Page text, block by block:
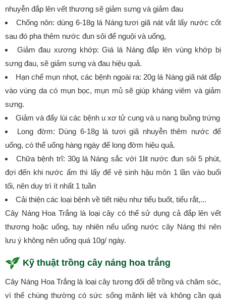
nhuyễn đắp lên vết thương sẽ giảm sưng và giảm đau
Chống nôn: dùng 6-18g lá Náng tươi giã nát vắt lấy nước cốt
sau đó pha thêm nước đun sôi để nguội và uống,
Giảm đau xương khớp: Giá lá Náng đắp lên vùng khớp bị
sưng đau, sẽ giảm sưng và đau hiệu quả.
Hạn chế mụn nhọt, các bệnh ngoài ra: 20g lá Náng giã nát đắp
vào vùng da có mụn bọc, mụn mủ sẽ giúp kháng viêm và giảm
sưng.
Giảm và đẩy lùi các bệnh u xơ tử cung và u nang buồng trứng
Long đờm: Dùng 6-18g lá tươi giã nhuyễn thêm nước để
uống, có thể uống hàng ngày để long đờm hiệu quả.
Chữa bệnh trĩ: 30g lá Náng sắc với 1lit nước đun sôi 5 phút,
đợi đến khi nước ấm thì lấy để vệ sinh hậu môn 1 lần vào buổi
tối, nên duy trì ít nhất 1 tuần
Cải thiện các loại bệnh về tiết niệu như tiểu buốt, tiểu rắt,...
Cây Náng Hoa Trắng là loại cây có thể sử dụng cả đắp lên vết
thương hoặc uống, tuy nhiên nếu uống nước cây Náng thì nên
lưu ý không nên uống quá 10g/ ngày.
Kỹ thuật trồng cây náng hoa trắng
Cây Náng Hoa Trắng là loại cây tương đối dễ trồng và chăm sóc,
vì thế chúng thường có sức sống mãnh liệt và không cần quá